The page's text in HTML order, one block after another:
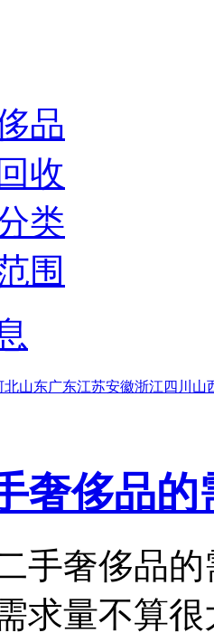
品
收
类
围
北山东广东江苏安徽浙江 四川 山
奢侈品的
手奢侈品
求量不算